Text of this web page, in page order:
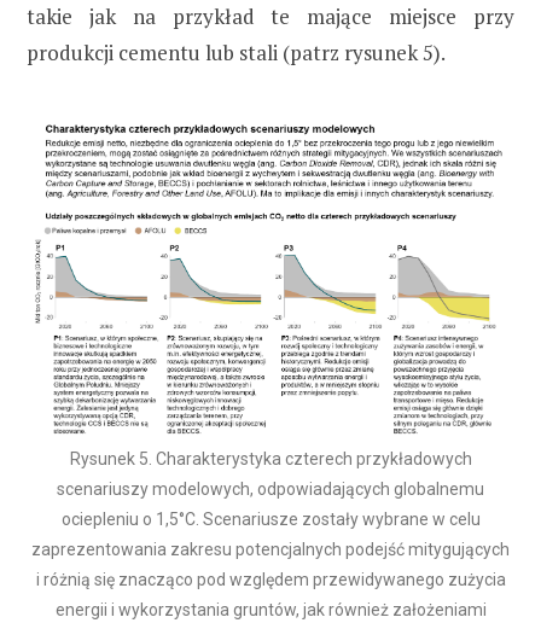
takie jak na przykład te mające miejsce przy
produkcji cementu lub stali (patrz rysunek 5).
Rysunek 5. Charakterystyka czterech przykładowych
scenariuszy modelowych, odpowiadających globalnemu
ociepleniu o 1,5°C. Scenariusze zostały wybrane w celu
zaprezentowania zakresu potencjalnych podejść mitygujących
i różnią się znacząco pod względem przewidywanego zużycia
energii i wykorzystania gruntów, jak również założeniami